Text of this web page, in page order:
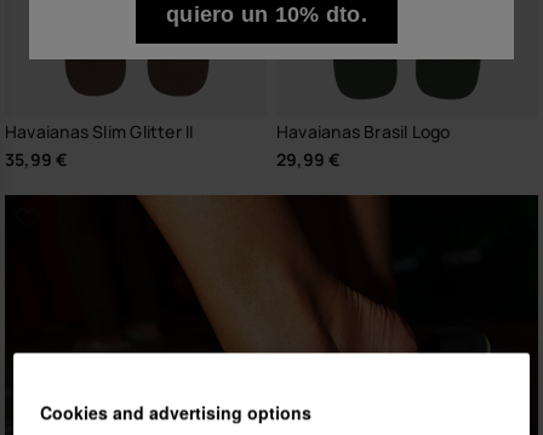
Havaianas Slim Glitter II
35,99 €
Havaianas Brasil Logo
29,99 €
quiero un 10% dto.
Cookies and advertising options